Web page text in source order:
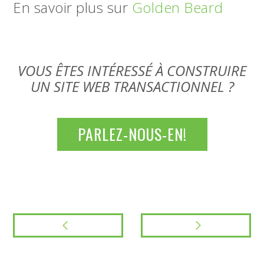
En savoir plus sur Golden Beard
VOUS ÊTES INTÉRESSÉ À CONSTRUIRE
UN SITE WEB TRANSACTIONNEL ?
PARLEZ-NOUS-EN!